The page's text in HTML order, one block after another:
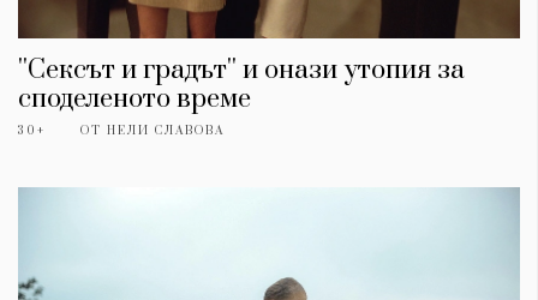
''Сексът и градът'' и онази утопия за
споделеното време
30+ ОТ НЕЛИ СЛАВОВА
КАТЕГОРИИ ЗА НАС